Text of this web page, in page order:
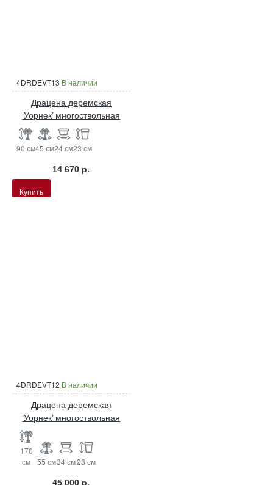
4DRDEVT13 В наличии
Драцена деремская
‘Уорнек’ многоствольная
90 см45 см24 см23 см
14 670 р.
Купить
4DRDEVT12 В наличии
Драцена деремская
‘Уорнек’ многоствольная
170
см
55 см34 см28 см
45 000 р.